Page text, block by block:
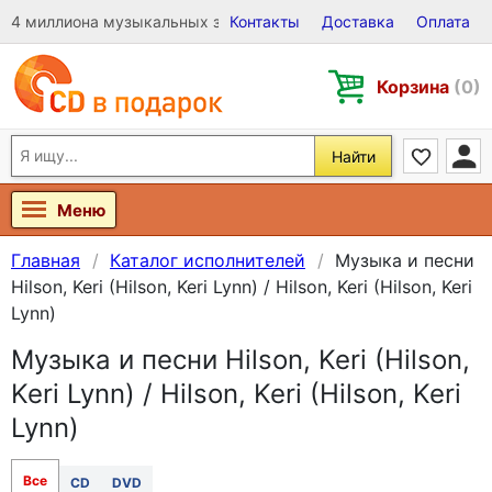
4 миллиона музыкальных записей на Виниле, CD и DVD
Контакты Доставка Оплата
Корзина (0)
Найти
Меню
Главная Каталог исполнителей
Музыка и песни
Hilson, Keri (Hilson, Keri Lynn) / Hilson, Keri (Hilson, Keri
Lynn)
Музыка и песни Hilson, Keri (Hilson,
Keri Lynn) / Hilson, Keri (Hilson, Keri
Lynn)
Все CD DVD